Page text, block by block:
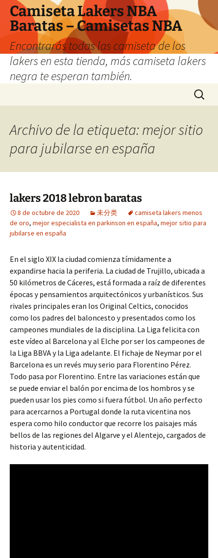
Camiseta Lakers NBA
Baratas – Camisetas NBA
Encontrarás todas las camiseta de los
lakers en esta tienda, más camiseta lakers
negra te esperan también.
Buscar:
Archivo de la etiqueta: mejor sitio
para jubilarse en españa
lakers 2018 lebron baratas
8 de octubre de 2020 未分类
camiseta lakers menos
de oro, mejor especialista en parkinson en españa, mejor sitio para
jubilarse en españa
En el siglo XIX la ciudad comienza tímidamente a
expandirse hacia la periferia. La ciudad de Trujillo, ubicada a
50 kilómetros de Cáceres, está formada a raíz de diferentes
épocas y pensamientos arquitectónicos y urbanísticos. Sus
rivales principales eran los Original Celtics, conocidos
como los padres del baloncesto y presentados como los
campeones mundiales de la disciplina. La Liga felicita con
este vídeo al Barcelona y al Elche por ser los campeones de
la Liga BBVA y la Liga adelante. El fichaje de Neymar por el
Barcelona es un revés muy serio para Florentino Pérez.
Todo pasa por Florentino. Entre las variaciones están que
se puede enviar el balón por encima de los hombros y se
pueden usar los pies como si fuera fútbol. Un año perfecto
para acercarnos a Portugal donde la ruta vicentina nos
espera como hilo conductor que recorre los paisajes más
bellos de las regiones del Algarve y el Alentejo, cargados de
historia y autenticidad.